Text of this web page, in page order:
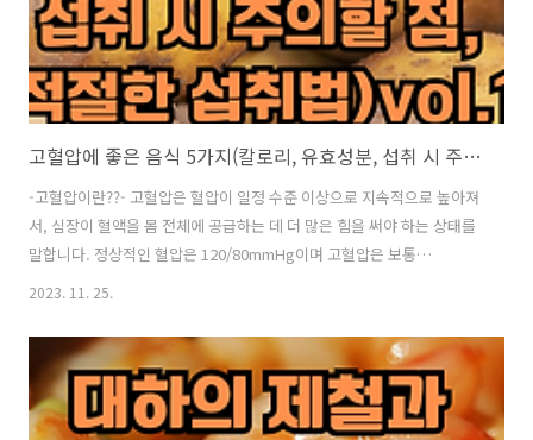
고혈압에 좋은 음식 5가지(칼로리, 유효성분, 섭취 시 주의할 점, 적절한 섭취법)vol.1
-고혈압이란??- 고혈압은 혈압이 일정 수준 이상으로 지속적으로 높아져
서, 심장이 혈액을 몸 전체에 공급하는 데 더 많은 힘을 써야 하는 상태를
말합니다. 정상적인 혈압은 120/80mmHg이며 고혈압은 보통
130/80mmHg 이상일 때 진단됩니다. 고혈압의 주요 증상은 다음과 같
부로 퍼집니다. 2. 어지러움 3. 가슴 통증 4. 시력 문제 5. 호흡곤란 고혈압
은 "침묵의 살인자"라고도 불립니다. 왜냐하면 초기 단계에서는 특별한
증상이 없어서 진단이 늦어지는 경우가 많기 때문입니다. 따라서 정기적
인 혈압 체크와 꾸준한 관리가 중요합니다. 또 고혈압은 계절에 따라 차
2023. 11. 25.